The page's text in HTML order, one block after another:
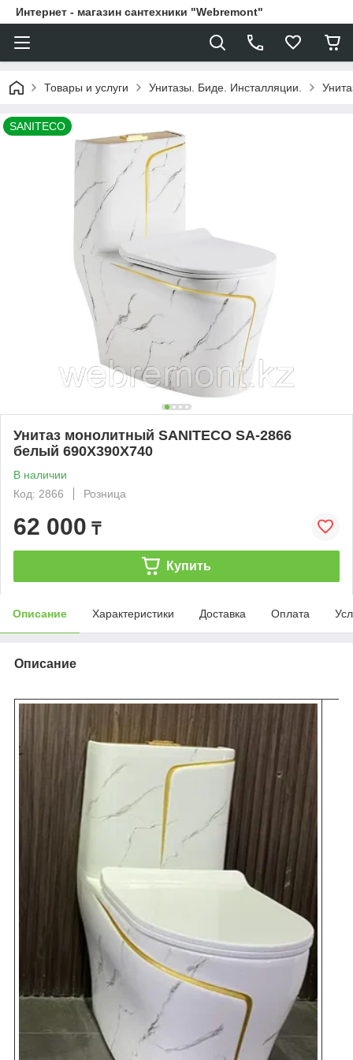
Интернет - магазин сантехники "Webremont"
Товары и услуги Унитазы. Биде. Инсталляции.
SANITECO
Унитаз монолитный SANITECO SA-2866
белый 690X390X740
В наличии
Код: 2866
Розница
62 000 ₸
Купить
Описание Характеристики Доставка Оплата
Описание